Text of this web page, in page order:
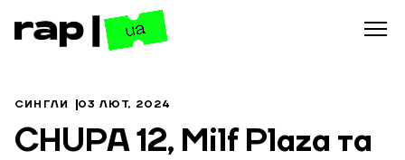
СИНГЛИ 03 ЛЮТ, 2024
CHUPA 12, Milf Plaza та